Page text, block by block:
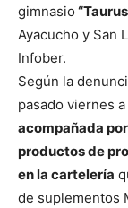
gimnasio “Taurus
Ayacucho y San
Infober.
Según la
pasado viernes
acompañada
productos de
en la cartelería
de suplementos